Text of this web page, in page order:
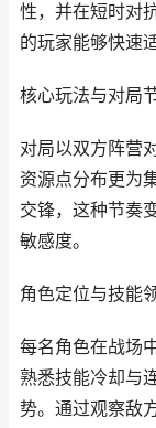
性，并在短时对
的玩家能够快速
核心玩法与对局
对局以双方阵营
资源点分布更为
交锋，这种节奏
敏感度。
角色定位与技能
每名角色在战场
熟悉技能冷却与
势。通过观察敌